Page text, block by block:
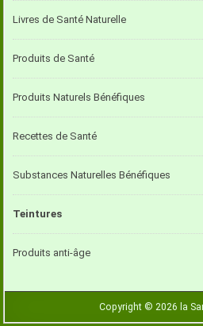
Livres de Santé Naturelle
Produits de Santé
Produits Naturels Bénéfiques
Recettes de Santé
Substances Naturelles Bénéfiques
Teintures
Produits anti-âge
Copyright © 2026 la